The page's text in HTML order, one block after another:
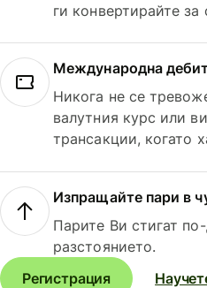
ги конвертирайте за
Международна
Никога не се
валутния курс или
трансакции, когато
Изпращайте пари в
Парите Ви стигат
разстоянието.
Регистрация